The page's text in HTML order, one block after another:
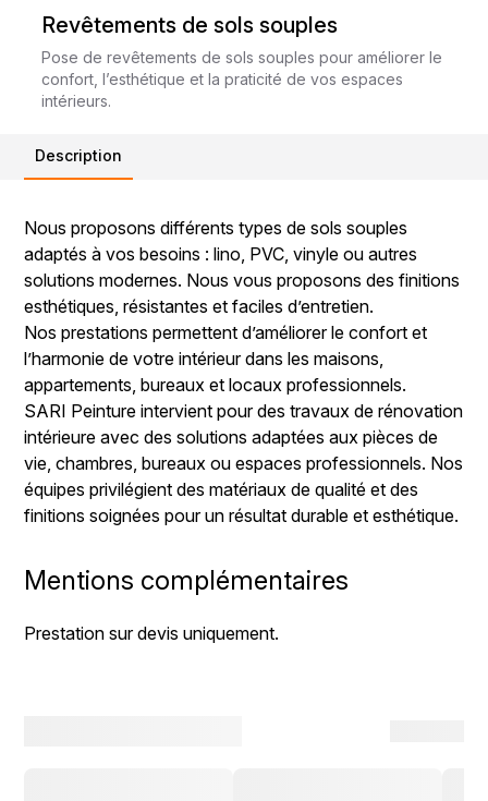
Revêtements de sols souples
Pose de revêtements de sols souples pour améliorer le
confort, l’esthétique et la praticité de vos espaces
intérieurs.
Description
Nous proposons différents types de sols souples
adaptés à vos besoins : lino, PVC, vinyle ou autres
solutions modernes. Nous vous proposons des finitions
esthétiques, résistantes et faciles d’entretien.
Nos prestations permettent d’améliorer le confort et
l’harmonie de votre intérieur dans les maisons,
appartements, bureaux et locaux professionnels.
SARI Peinture intervient pour des travaux de rénovation
intérieure avec des solutions adaptées aux pièces de
vie, chambres, bureaux ou espaces professionnels. Nos
équipes privilégient des matériaux de qualité et des
finitions soignées pour un résultat durable et esthétique.
Mentions complémentaires
Prestation sur devis uniquement.